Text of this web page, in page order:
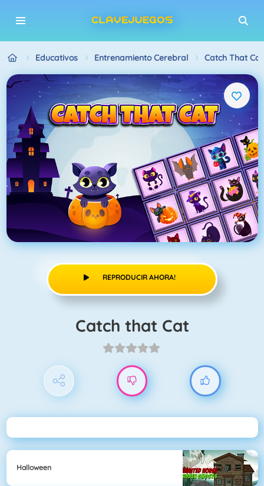
Educativos Entrenamiento Cerebral Catch That Cat
REPRODUCIR AHORA!
Catch that Cat
Halloween